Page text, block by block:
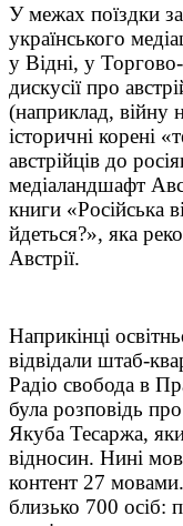
У межах поїздки
українського
у Відні, у
дискусії про
(наприклад, війну
історичні корені
австрійців до
медіаландшафт
книги «Російська
йдеться?», яка
Австрії.
Наприкінці
відвідали штаб-
Радіо свобода в
була розповідь
Якуба Тесаржа,
відносин. Нині
контент 27
близько 700 осіб: